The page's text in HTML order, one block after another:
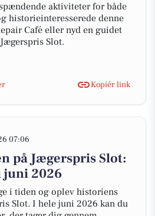
aktiviteter for både
historieinteresserede denne
Café eller nyd en guidet
Slot.
Kopiér link
07:06
på Jægerspris Slot:
juni 2026
i tiden og oplev historiens
Slot. I hele juni 2026 kan du